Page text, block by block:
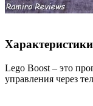
Характеристики
Lego Boost – это
управления через